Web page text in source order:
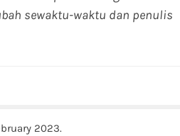
sewaktu-waktu dan penulis
2023.